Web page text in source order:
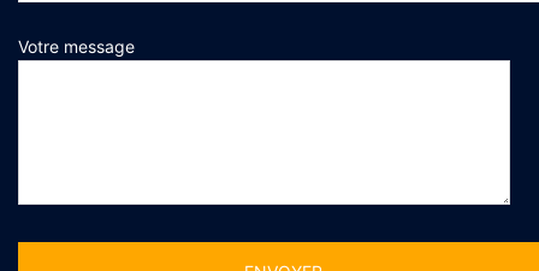
Votre message